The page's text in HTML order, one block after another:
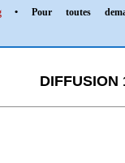
• Pour toutes
DIFFUSION